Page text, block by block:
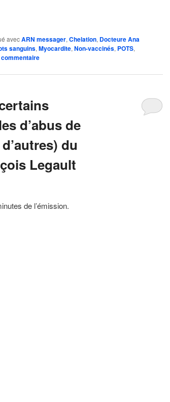
avecARN messager, Chelation, Docteure Ana
sanguins, Myocardite, Non-vaccinés, POTS,
d’abus de
du
Legault
de l’émission.